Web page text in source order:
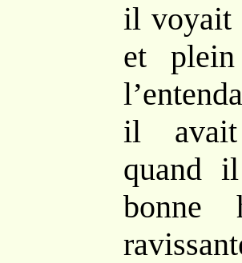
il voyait
et
il
quand
bonne